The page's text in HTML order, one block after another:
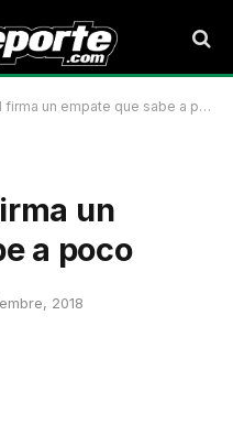
un empate que sabe a poco
un
a poco
2018